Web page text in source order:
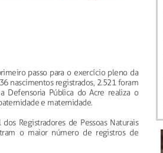
passo para o exercício pleno da
nascimentos registrados, 2.521 foram
Defensoria Pública do Acre realiza o
e maternidade.
Registradores de Pessoas Naturais
o maior número de registros de